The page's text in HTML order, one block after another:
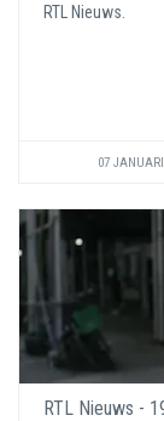
RTL Nieuws.
07
RTL Nieuws -